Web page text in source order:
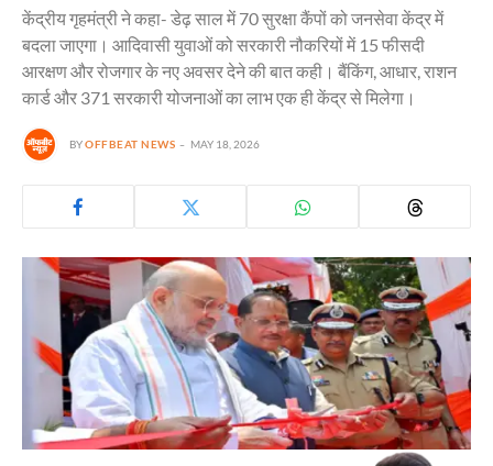
केंद्रीय गृहमंत्री ने कहा- डेढ़ साल में 70 सुरक्षा कैंपों को जनसेवा केंद्र में
बदला जाएगा। आदिवासी युवाओं को सरकारी नौकरियों में 15 फीसदी
आरक्षण और रोजगार के नए अवसर देने की बात कही। बैंकिंग, आधार, राशन
कार्ड और 371 सरकारी योजनाओं का लाभ एक ही केंद्र से मिलेगा।
BYOFFBEAT NEWS MAY 18, 2026